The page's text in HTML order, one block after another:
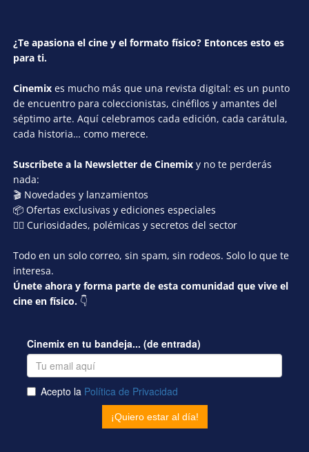
¿Te apasiona el cine y el formato físico? Entonces esto es
para ti.
Cinemix es mucho más que una revista digital: es un punto
de encuentro para coleccionistas, cinéfilos y amantes del
séptimo arte. Aquí celebramos cada edición, cada carátula,
cada historia… como merece.
Suscríbete a la Newsletter de Cinemix y no te perderás
nada:
🎬 Novedades y lanzamientos
📦 Ofertas exclusivas y ediciones especiales
🕵️‍♂️ Curiosidades, polémicas y secretos del sector
Todo en un solo correo, sin spam, sin rodeos. Solo lo que te
interesa.
Únete ahora y forma parte de esta comunidad que vive el
cine en físico. 👇